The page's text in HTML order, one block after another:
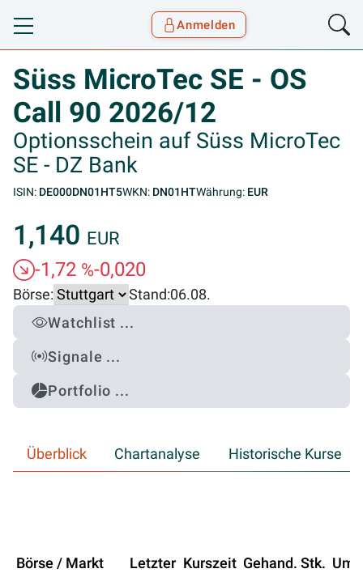
Toggle navigation
Anmelden
Süss MicroTec SE - OS
Call 90 2026/12
Optionsschein auf Süss MicroTec
SE - DZ Bank
ISIN: DE000DN01HT5WKN: DN01HTWährung: EUR
1,140 EUR
-1,72 %-0,020
Börse: Stand:06.08.
Watchlist ...
Signale ...
Portfolio ...
Überblick Chartanalyse Historische Kurse
Börse / Markt Letzter Kurszeit Gehand. Stk.